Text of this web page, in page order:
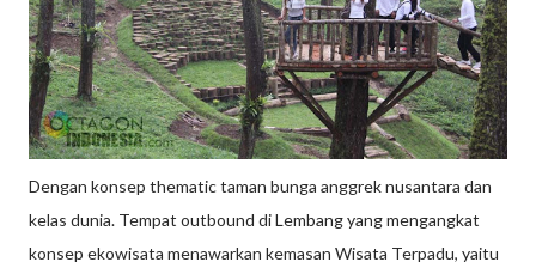
Dengan konsep thematic taman bunga anggrek nusantara dan
kelas dunia. Tempat outbound di Lembang yang mengangkat
konsep ekowisata menawarkan kemasan Wisata Terpadu, yaitu